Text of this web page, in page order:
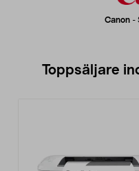
Canon -
Toppsäljare